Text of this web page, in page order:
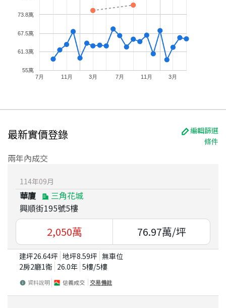
7月 11月 3月 7月 11月 3月
55萬
61.3萬
67.5萬
73.8萬
最新實價登錄
編輯篩選
條件
兩年內成交
114年09月
華廈
三角花城
興順街195號5樓
2,050萬 76.97萬/坪
建坪26.64坪 地坪8.59坪 無車位
2房2廳1衛 26.0年 5樓/5樓
資料說明 信義成交 交易備註